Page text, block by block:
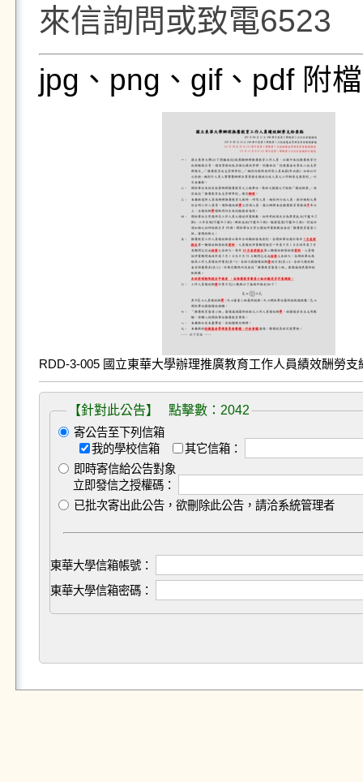
來信詢問或致電6523
jpg、png、gif、pdf 附
RDD-3-005 國立東華大學辦理推廣教育工作人員績效酬勞支
【針對此公告】 點擊數：2042
寄公告至下列信箱
我的學校信箱
其它信箱：
即時寄信給公告對象
立即發信之授權碼：
已批次寄出此公告，欲刪除此公告，請洽系統管理者
東華大學信箱帳號：
東華大學信箱密碼：